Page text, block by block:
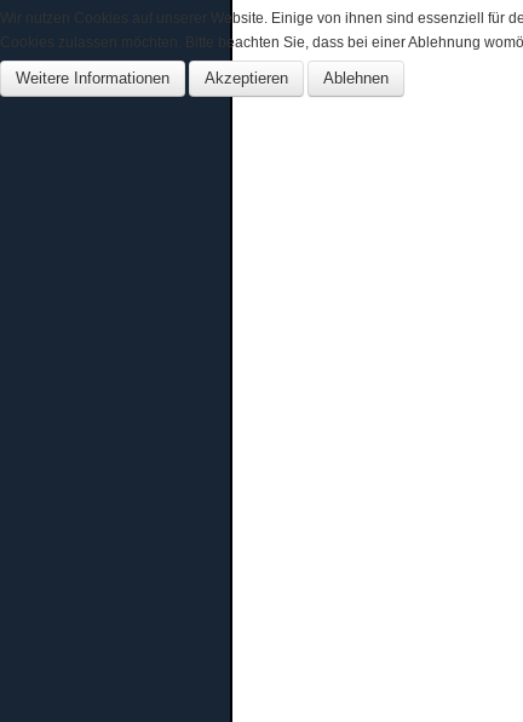
Wir nutzen Cookies auf unserer Website. Einige von ihnen sind essenziell für
Cookies zulassen möchten. Bitte beachten Sie, dass bei einer Ablehnung
Weitere Informationen Akzeptieren Ablehnen